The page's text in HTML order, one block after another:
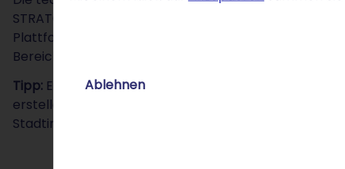
Ablehnen
STRATO Login steuern Sie DNS-Einstellungen, legen
Plattformen – zentral an einem Ort. Wenn Ihr
Bereich für Veranstaltungen benötigt, genügt eine
Tipp: Ein Stadtportal lebt von aktuellen Inhalten und
erstellen Sie eine professionelle Website, auf der Sie
Stadtinformationen übersichtlich bündeln. So wird